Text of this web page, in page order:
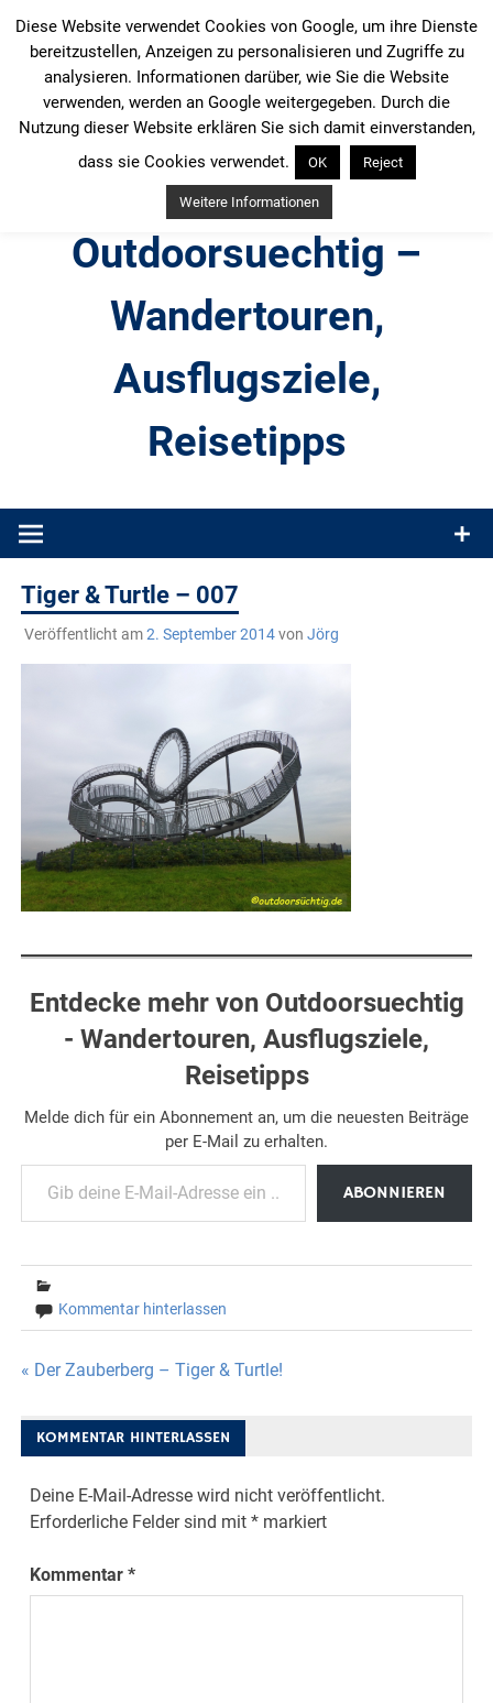
Inhalt
springen
Outdoorsuechtig –
Wandertouren,
Ausflugsziele,
Reisetipps
Produkttests und Buchrezensionen. Ein Blog für alle, die gern
Tiger & Turtle – 007
Veröffentlicht am2. September 2014von Jörg
Entdecke mehr von Outdoorsuechtig
- Wandertouren, Ausflugsziele,
Reisetipps
Melde dich für ein Abonnement an, um die neuesten Beiträge
per E-Mail zu erhalten.
Gib deine E-Mail-Adresse ein ...
ABONNIEREN
Kommentar hinterlassen
Beitragsnavigation
« Der Zauberberg – Tiger & Turtle!
KOMMENTAR HINTERLASSEN
Deine E-Mail-Adresse wird nicht veröffentlicht.
Erforderliche Felder sind mit* markiert
Kommentar*
Diese Website verwendet Cookies von Google, um ihre Dienste
bereitzustellen, Anzeigen zu personalisieren und Zugriffe zu
analysieren. Informationen darüber, wie Sie die Website
verwenden, werden an Google weitergegeben. Durch die
Nutzung dieser Website erklären Sie sich damit einverstanden,
dass sie Cookies verwendet.
OK Reject
Weitere Informationen